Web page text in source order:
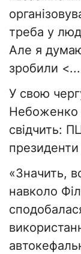
треба у
Але я
зробили
У свою
Небоженко
свідчить:
«Значить,
навколо